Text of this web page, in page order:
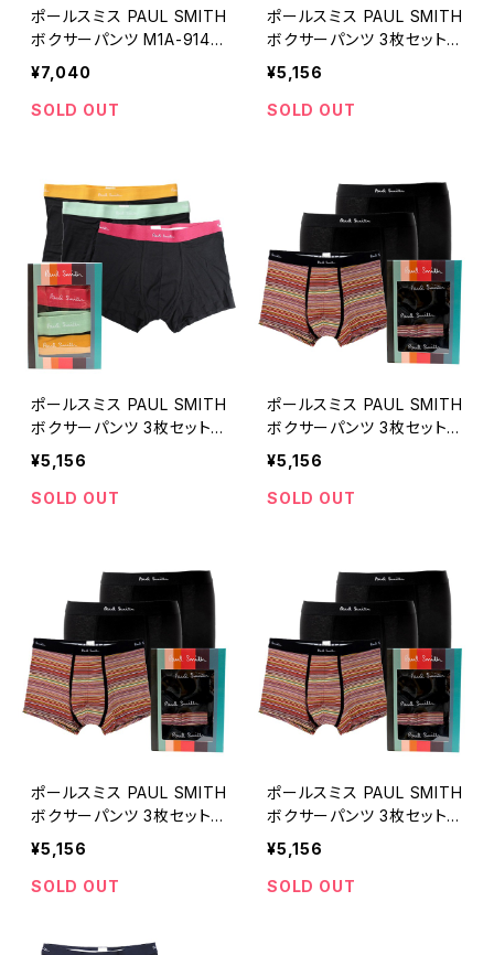
ポールスミス PAUL SMITH
ボクサーパンツ M1A-914C
-E5PCKL-47-S メンズ ブ
ラック 下着
¥7,040
SOLD OUT
ポールスミス PAUL SMITH
ボクサーパンツ 3枚セット
M1A-914C-E3PCKU-79-
S メンズ ブラック 下着
¥5,156
SOLD OUT
ポールスミス PAUL SMITH
ボクサーパンツ 3枚セット
M1A-914C-E3PCKU-79-L
メンズ ブラック 下着
¥5,156
SOLD OUT
ポールスミス PAUL SMITH
ボクサーパンツ 3枚セット
M1A-914C-A3PCKJ-79A
-S メンズ ブラック 下着
¥5,156
SOLD OUT
ポールスミス PAUL SMITH
ボクサーパンツ 3枚セット
M1A-914C-A3PCKJ-79A
-M メンズ ブラック 下着
¥5,156
SOLD OUT
ポールスミス PAUL SMITH
ボクサーパンツ 3枚セット
M1A-914C-A3PCKJ-79A
-L メンズ ブラック 下着
¥5,156
SOLD OUT